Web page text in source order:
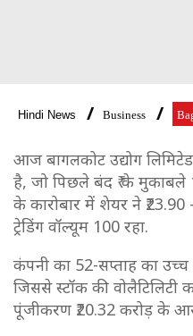
Hindi News Business
आज बागलकोट उद्योग
है, जो पिछले बंद ₹ के मुकाबले
के कारोबार में शेयर ने
ट्रेडिंग वॉल्यूम 100 रहा.
कंपनी का 52-सप्ताह का उच्च
जिससे स्टॉक की वोलैटिलिटी
पूंजीकरण ₹20.32 करोड़ के